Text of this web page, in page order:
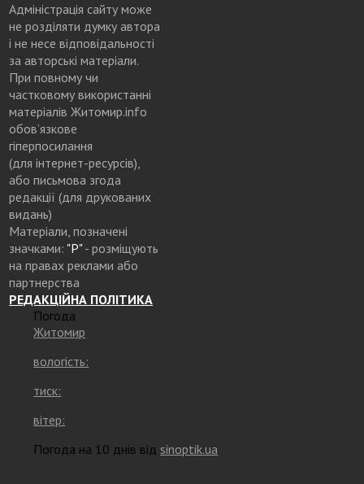
Адміністрація сайту може
не розділяти думку автора
і не несе відповідальності
за авторські матеріали.
При повному чи
частковому використанні
матеріалів Житомир.info
обов’язкове
гіперпосилання
(для інтернет-ресурсів),
або письмова згода
редакції (для друкованих
видань)
Матеріали, позначені
значками: "Р"- розміщують
на правах реклами або
партнерства
РЕДАКЦІЙНА ПОЛІТИКА
Погода
Житомир
вологість:
тиск:
вітер:
Погода на 10 днів відsinoptik.ua